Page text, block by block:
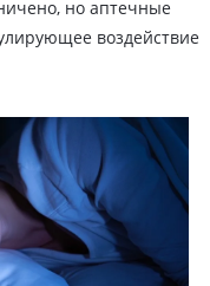
но аптечные
воздействие